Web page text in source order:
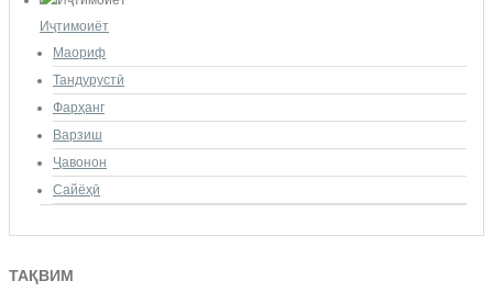
Иҷтимоиёт
Маориф
Тандурустӣ
Фарҳанг
Варзиш
Ҷавонон
Сайёҳӣ
ТАҚВИМ